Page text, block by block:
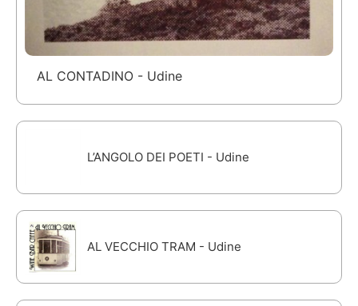
AL CONTADINO - Udine
L’ANGOLO DEI POETI - Udine
AL VECCHIO TRAM - Udine